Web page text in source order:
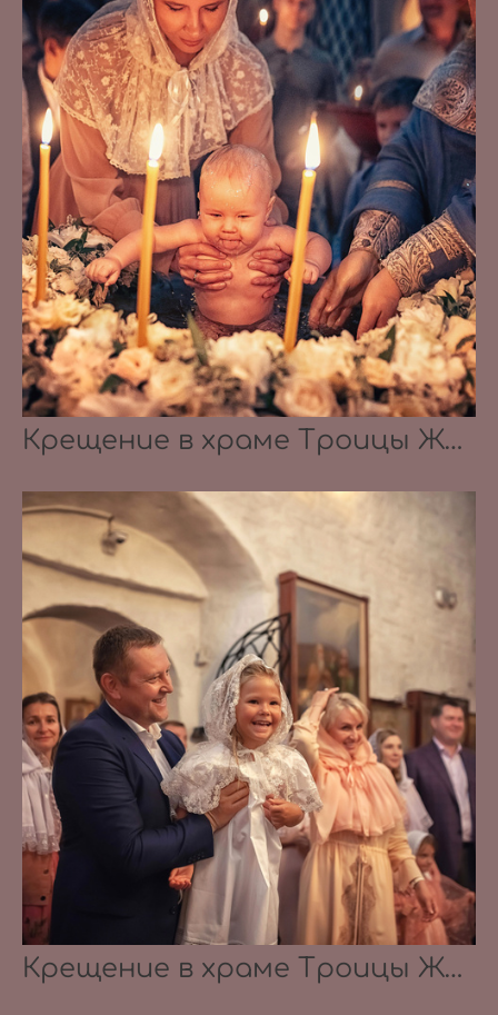
Крещение в храме Троицы Живоначальной в Троицком-Голенищеве 18.09.2022
Крещение в храме Троицы Живоначальной в Троицком-Голенищеве 30.08.2020